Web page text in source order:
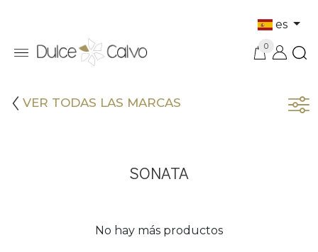
es
0
VER TODAS LAS MARCAS
SONATA
No hay más productos